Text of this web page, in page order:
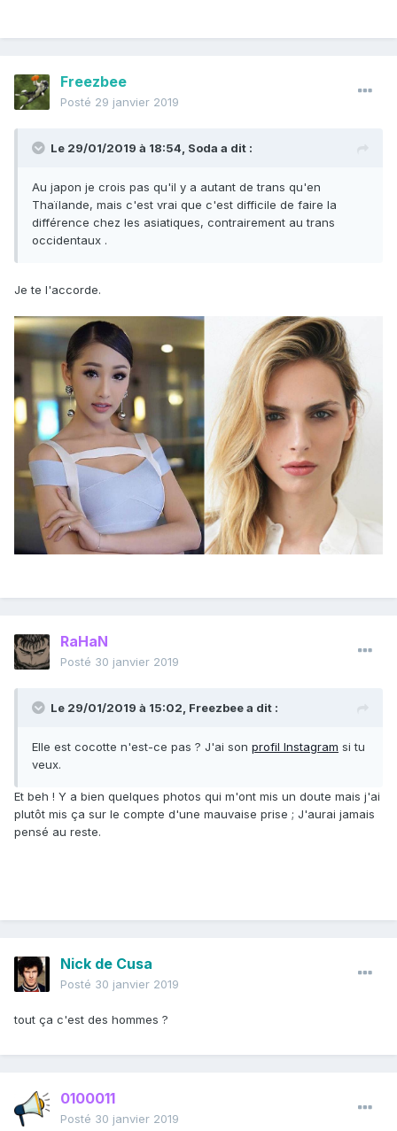
Freezbee
Posté 29 janvier 2019
Le 29/01/2019 à 18:54, Soda a dit :
Au japon je crois pas qu'il y a autant de trans qu'en
Thaïlande, mais c'est vrai que c'est difficile de faire la
différence chez les asiatiques, contrairement au trans
occidentaux .
Je te l'accorde.
RaHaN
Posté 30 janvier 2019
Le 29/01/2019 à 15:02, Freezbeea dit :
Elle est cocotte n'est-ce pas ? J'ai son profil Instagram si tu
veux.
Et beh ! Y a bien quelques photos qui m'ont mis un doute mais j'ai
plutôt mis ça sur le compte d'une mauvaise prise ; J'aurai jamais
pensé au reste.
Nick de Cusa
Posté 30 janvier 2019
tout ça c'est des hommes ?
0100011
Posté 30 janvier 2019